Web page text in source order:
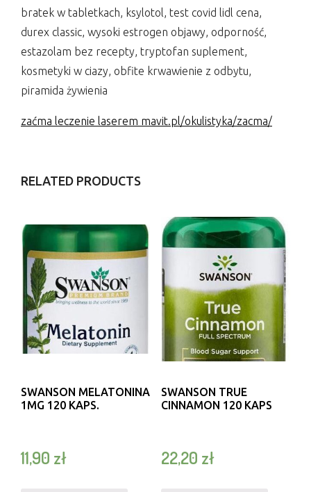
bratek w tabletkach, ksylotol, test covid lidl cena,
durex classic, wysoki estrogen objawy, odporność,
estazolam bez recepty, tryptofan suplement,
kosmetyki w ciazy, obfite krwawienie z odbytu,
piramida żywienia
zaćma leczenie laserem mavit.pl/okulistyka/zacma/
RELATED PRODUCTS
SWANSON MELATONINA
1MG 120 KAPS.
11,90 zł
SWANSON TRUE
CINNAMON 120 KAPS
22,20 zł